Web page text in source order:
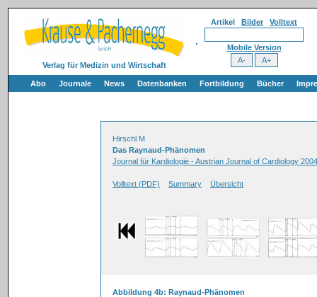
Verlag für Medizin und Wirtschaft
Artikel Bilder Volltext
Mobile Version
Abo Journale News Datenbanken Fortbildung Bücher
Hirschl M
Das Raynaud-Phänomen
Journal für Kardiologie - Austrian Journal of Cardiology
Volltext (PDF) Summary Übersicht
Abbildung 4b: Raynaud-Phänomen